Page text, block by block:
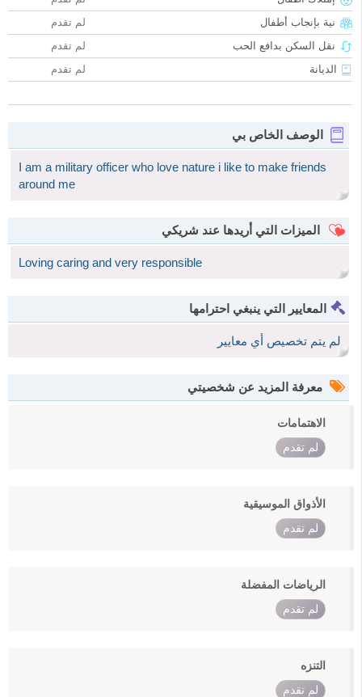
نية بإنجاب أطفال
لم تقدم
نقل السكن بدافع الحب
لم تقدم
الديانة
لم تقدم
الوصف الخاص بي
I am a military officer who love nature i like to make friends
around me
الميزات التي أريدها عند شريكي
Loving caring and very responsible
المعايير التي ينبغي احترامها
لم يتم تخصيص أي معايير
معرفة المزيد عن شخصيتي
الاهتمامات
لم تقدم
الأذواق الموسيقية
لم تقدم
الرياضات المفضلة
لم تقدم
التنزه
لم تقدم